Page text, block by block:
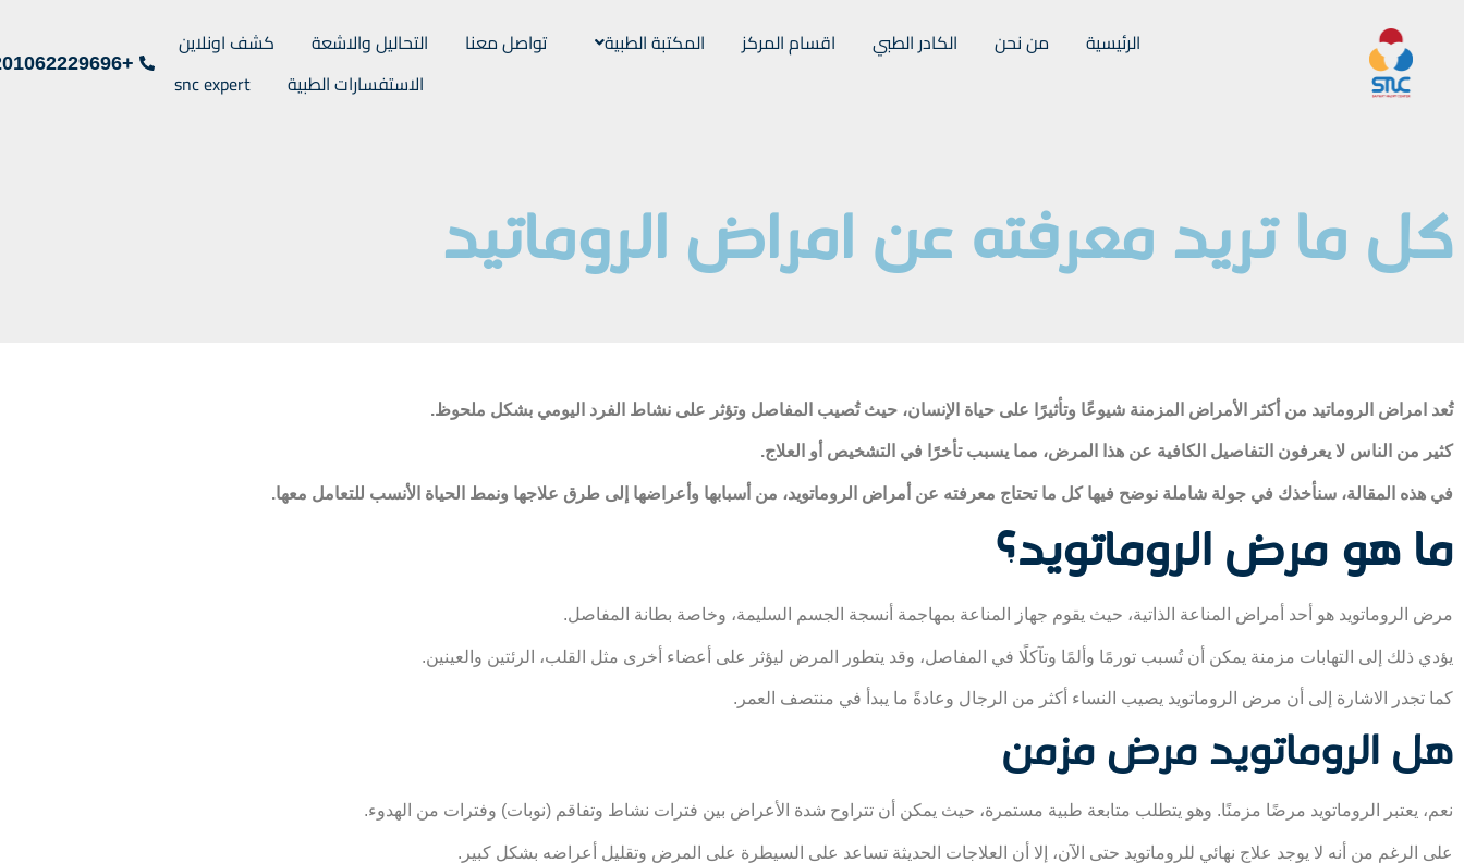
الرئيسية من نحن الكادر الطبي اقسام المركز المكتبة الطبية تواصل معنا التحاليل والاشعة
كشف اونلاين
الاستفسارات الطبية
snc expert
+201062229696
كل ما تريد معرفته عن امراض الروماتيد
تُعد امراض الروماتيد من أكثر الأمراض المزمنة شيوعًا وتأثيرًا على حياة الإنسان، حيث تُصيب المفاصل وتؤثر على نشاط الفرد اليومي بشكل ملحوظ.
كثير من الناس لا يعرفون التفاصيل الكافية عن هذا المرض، مما يسبب تأخرًا في التشخيص أو العلاج.
في هذه المقالة، سنأخذك في جولة شاملة نوضح فيها كل ما تحتاج معرفته عن أمراض الروماتويد، من أسبابها وأعراضها إلى طرق علاجها ونمط الحياة الأنسب للتعامل معها.
ما هو مرض الروماتويد؟
مرض الروماتويد هو أحد أمراض المناعة الذاتية، حيث يقوم جهاز المناعة بمهاجمة أنسجة الجسم السليمة، وخاصة بطانة المفاصل.
يؤدي ذلك إلى التهابات مزمنة يمكن أن تُسبب تورمًا وألمًا وتآكلًا في المفاصل، وقد يتطور المرض ليؤثر على أعضاء أخرى مثل القلب، الرئتين والعينين.
كما تجدر الاشارة إلى أن مرض الروماتويد يصيب النساء أكثر من الرجال وعادةً ما يبدأ في منتصف العمر.
هل الروماتويد مرض مزمن
نعم، يعتبر الروماتويد مرضًا مزمنًا. وهو يتطلب متابعة طبية مستمرة، حيث يمكن أن تتراوح شدة الأعراض بين فترات نشاط وتفاقم (نوبات) وفترات من الهدوء.
على الرغم من أنه لا يوجد علاج نهائي للروماتويد حتى الآن، إلا أن العلاجات الحديثة تساعد على السيطرة على المرض وتقليل أعراضه بشكل كبير.